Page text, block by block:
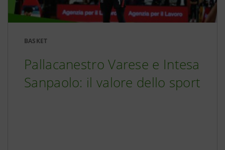
BASKET
Pallacanestro Varese e Intesa
Sanpaolo: il valore dello sport